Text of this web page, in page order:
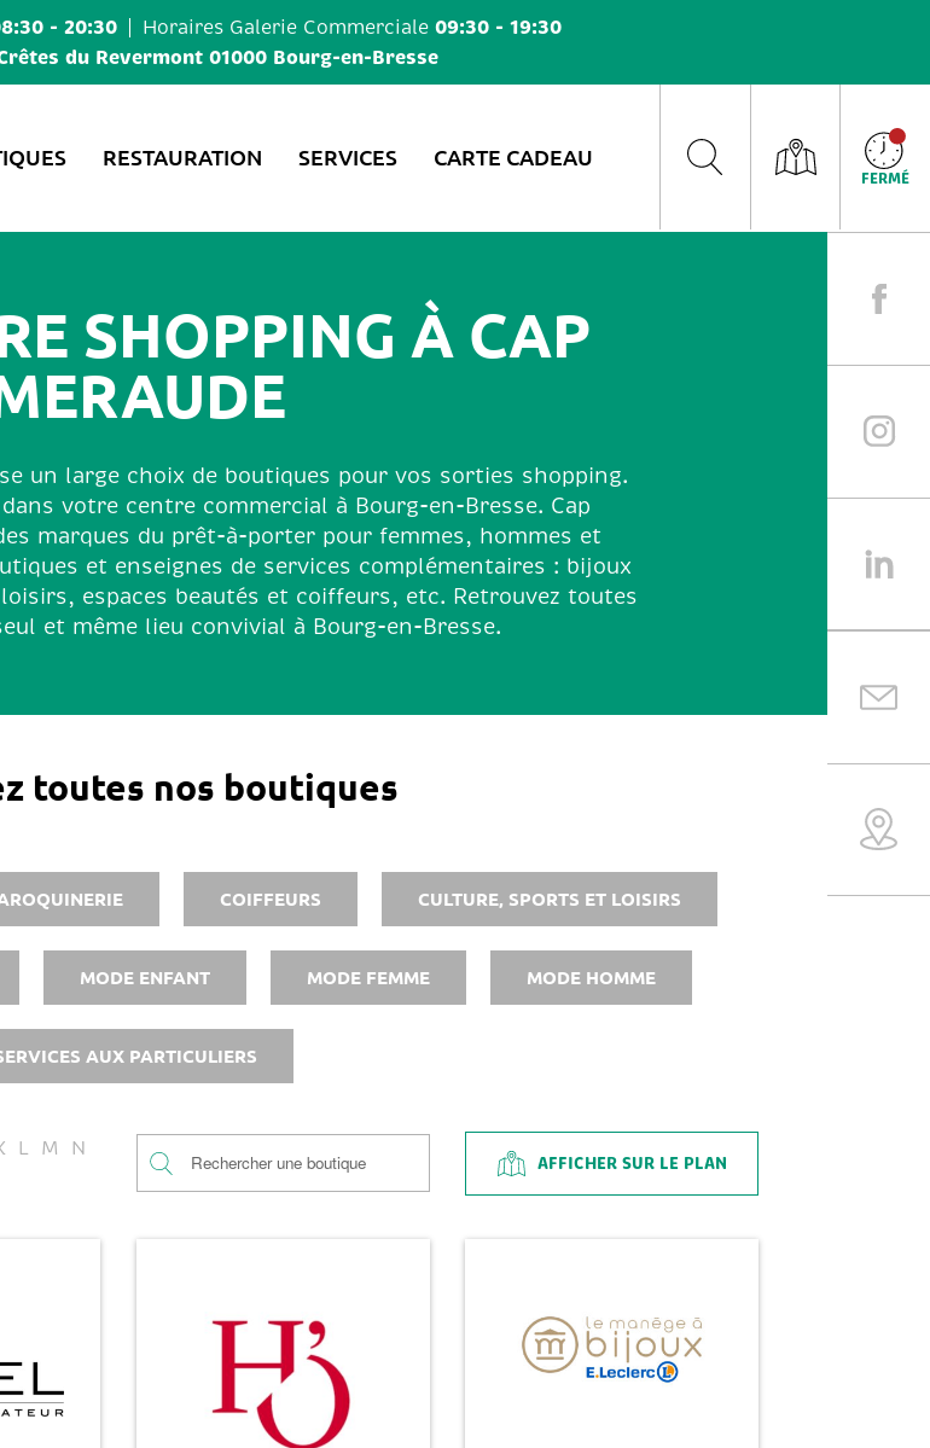
- 20:30 Horaires Galerie Commerciale 09:30 - 19:30
du Revermont 01000 Bourg-en-Bresse
RESTAURATION SERVICES CARTE CADEAU
FERMÉ
SHOPPING À CAP
un large choix de boutiques pour vos sorties shopping.
votre centre commercial à Bourg-en-Bresse. Cap
marques du prêt-à-porter pour femmes, hommes et
et enseignes de services complémentaires : bijoux
espaces beautés et coiffeurs, etc. Retrouvez toutes
et même lieu convivial à Bourg-en-Bresse.
toutes nos boutiques
COIFFEURS CULTURE, SPORTS ET LOISIRS
MODE ENFANT MODE FEMME MODE HOMME
AUX PARTICULIERS
L M
N
AFFICHER SUR LE PLAN